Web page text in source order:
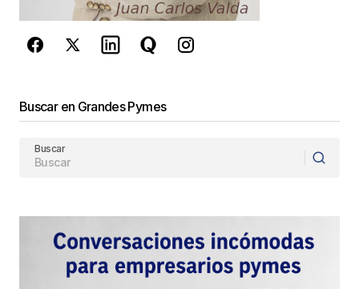
Buscar en Grandes Pymes
Buscar